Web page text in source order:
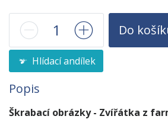
Do
Hlídací andílek
Popis
Škrabací obrázky - Zvířátka z